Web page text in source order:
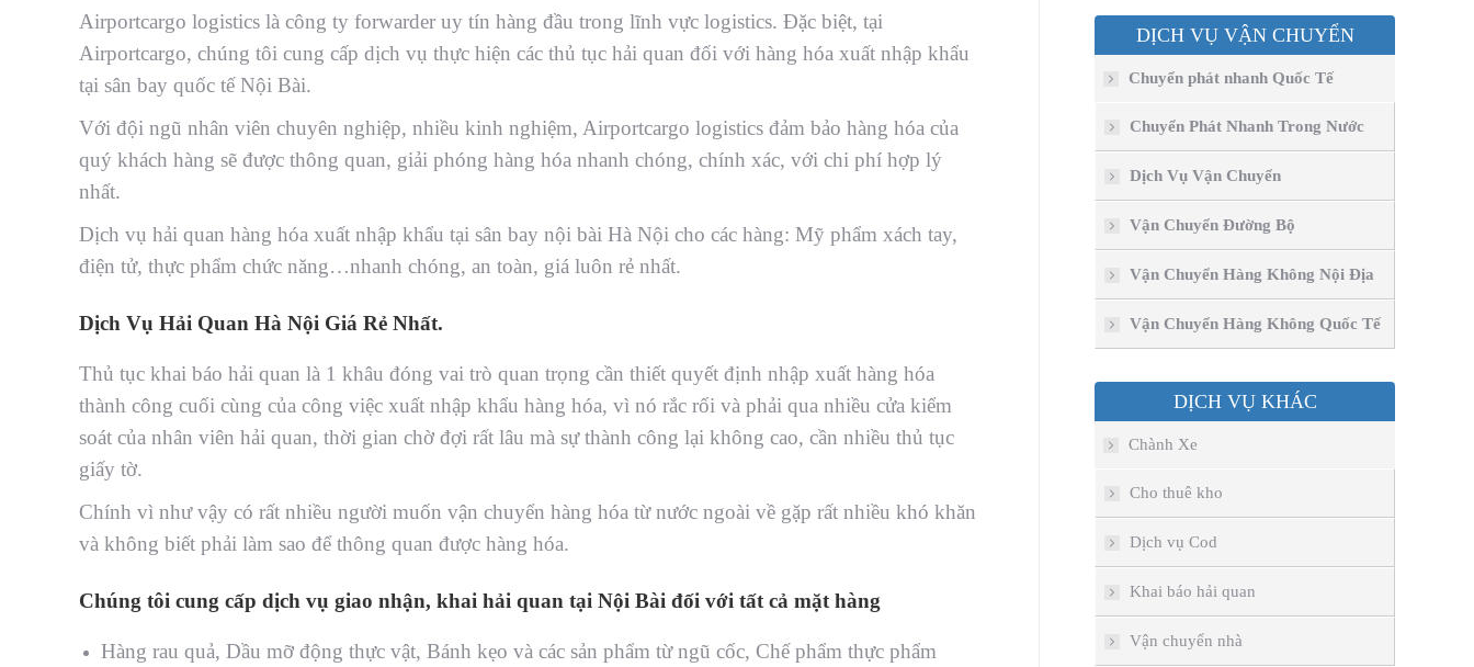
Airportcargo logistics là công ty forwarder uy tín hàng đầu trong lĩnh vực logistics. Đặc biệt, tại
Airportcargo, chúng tôi cung cấp dịch vụ thực hiện các thủ tục hải quan đối với hàng hóa xuất nhập khẩu
tại sân bay quốc tế Nội Bài.
Với đội ngũ nhân viên chuyên nghiệp, nhiều kinh nghiệm, Airportcargo logistics đảm bảo hàng hóa của
quý khách hàng sẽ được thông quan, giải phóng hàng hóa nhanh chóng, chính xác, với chi phí hợp lý
nhất.
Dịch vụ hải quan hàng hóa xuất nhập khẩu tại sân bay nội bài Hà Nội cho các hàng: Mỹ phẩm xách tay,
điện tử, thực phẩm chức năng…nhanh chóng, an toàn, giá luôn rẻ nhất.
Dịch Vụ Hải Quan Hà Nội Giá Rẻ Nhất.
Thủ tục khai báo hải quan là 1 khâu đóng vai trò quan trọng cần thiết quyết định nhập xuất hàng hóa
thành công cuối cùng của công việc xuất nhập khẩu hàng hóa, vì nó rắc rối và phải qua nhiều cửa kiểm
soát của nhân viên hải quan, thời gian chờ đợi rất lâu mà sự thành công lại không cao, cần nhiều thủ tục
giấy tờ.
Chính vì như vậy có rất nhiều người muốn vận chuyển hàng hóa từ nước ngoài về gặp rất nhiều khó khăn
và không biết phải làm sao để thông quan được hàng hóa.
Chúng tôi cung cấp dịch vụ giao nhận, khai hải quan tại Nội Bài đối với tất cả mặt hàng
Hàng rau quả, Dầu mỡ động thực vật, Bánh kẹo và các sản phẩm từ ngũ cốc, Chế phẩm thực phẩm
opens
window
opens
new
window
opens
new
window
opens
window
DỊCH VỤ VẬN CHUYỂN
Chuyển phát nhanh Quốc Tế
Chuyển Phát Nhanh Trong Nước
Dịch Vụ Vận Chuyển
Vận Chuyển Đường Bộ
Vận Chuyển Hàng Không Nội Địa
Vận Chuyển Hàng Không Quốc Tế
DỊCH VỤ KHÁC
Chành Xe
Cho thuê kho
Dịch vụ Cod
Khai báo hải quan
Vận chuyển nhà